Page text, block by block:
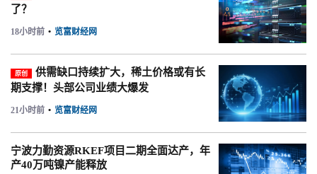
了？
18小时前 • 览富财经网
原创
供需缺口持续扩大，稀土价格或有长
期支撑！头部公司业绩大爆发
21小时前 • 览富财经网
宁波力勤资源RKEF项目二期全面达产，年
产40万吨镍产能释放